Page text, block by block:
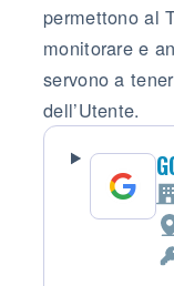
permettono al
monitorare e
servono a
dell’Utente.